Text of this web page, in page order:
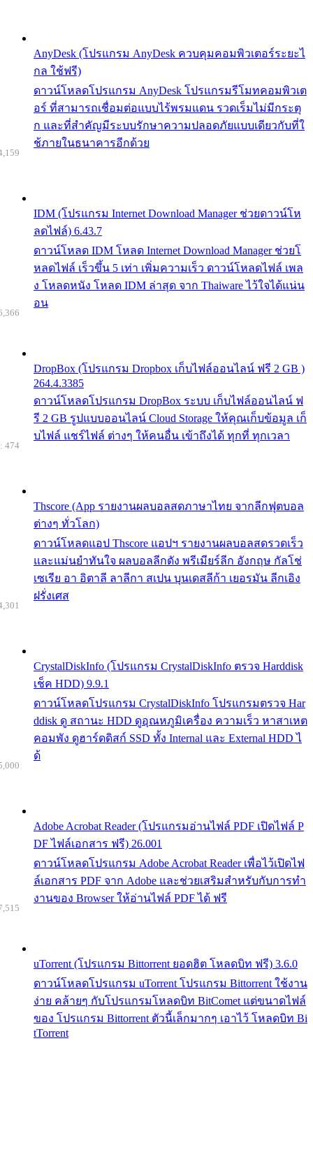
AnyDesk (โปรแกรม AnyDesk ควบคุมคอมพิวเตอร์ระยะไ
กล ใช้ฟรี)
ดาวน์โหลดโปรแกรม AnyDesk โปรแกรมรีโมทคอมพิวเต
อร์ ที่สามารถเชื่อมต่อแบบไร้พรมแดน รวดเร็มไม่มีกระตุ
ก และที่สำคัญมีระบบรักษาความปลอดภัยแบบเดียวกับที่ใ
ช้ภายในธนาคารอีกด้วย
IDM (โปรแกรม Internet Download Manager ช่วยดาวน์โห
ลดไฟล์) 6.43.7
ดาวน์โหลด IDM โหลด Internet Download Manager ช่วยโ
หลดไฟล์ เร็วขึ้น 5 เท่า เพิ่มความเร็ว ดาวน์โหลดไฟล์ เพล
ง โหลดหนัง โหลด IDM ล่าสุด จาก Thaiware ไว้ใจได้แน่น
อน
DropBox (โปรแกรม Dropbox เก็บไฟล์ออนไลน์ ฟรี 2 GB )
264.4.3385
ดาวน์โหลดโปรแกรม DropBox ระบบ เก็บไฟล์ออนไลน์ ฟ
รี 2 GB รูปแบบออนไลน์ Cloud Storage ให้คุณเก็บข้อมูล เก็
บไฟล์ แชร์ไฟล์ ต่างๆ ให้คนอื่น เข้าถึงได้ ทุกที่ ทุกเวลา
Thscore (App รายงานผลบอลสดภาษาไทย จากลีกฟุตบอล
ต่างๆ ทั่วโลก)
ดาวน์โหลดแอป Thscore แอปฯ รายงานผลบอลสดรวดเร็ว
และแม่นยำทันใจ ผลบอลลีกดัง พรีเมียร์ลีก อังกฤษ กัลโช่
เซเรีย อา อิตาลี ลาลีกา สเปน บุนเดสลีก้า เยอรมัน ลีกเอิง
ฝรั่งเศส
474
CrystalDiskInfo (โปรแกรม CrystalDiskInfo ตรวจ Harddisk
เช็ค HDD) 9.9.1
ดาวน์โหลดโปรแกรม CrystalDiskInfo โปรแกรมตรวจ Har
ddisk ดู สถานะ HDD ดูอุณหภูมิเครื่อง ความเร็ว หาสาเหต
คอมพัง ดูฮาร์ดดิสก์ SSD ทั้ง Internal และ External HDD ไ
ด้
Adobe Acrobat Reader (โปรแกรมอ่านไฟล์ PDF เปิดไฟล์ P
DF ไฟล์เอกสาร ฟรี) 26.001
ดาวน์โหลดโปรแกรม Adobe Acrobat Reader เพื่อไว้เปิดไฟ
ล์เอกสาร PDF จาก Adobe และช่วยเสริมสำหรับกับการทำ
งานของ Browser ให้อ่านไฟล์ PDF ได้ ฟรี
uTorrent (โปรแกรม Bittorrent ยอดฮิต โหลดบิท ฟรี) 3.6.0
ดาวน์โหลดโปรแกรม uTorrent โปรแกรม Bittorrent ใช้งาน
ง่าย คล้ายๆ กับโปรแกรมโหลดบิท BitComet แต่ขนาดไฟล์
ของ โปรแกรม Bittorrent ตัวนี้เล็กมากๆ เอาไว้ โหลดบิท Bi
tTorrent